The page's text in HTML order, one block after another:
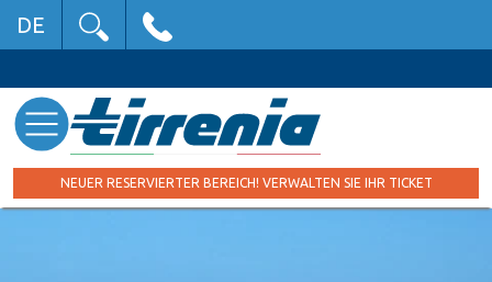
DE
NEUER RESERVIERTER BEREICH! VERWALTEN SIE IHR TICKET